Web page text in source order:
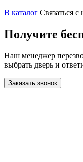
В каталог Связаться с
Получите
Наш менеджер
выбрать дверь и
Заказать звонок